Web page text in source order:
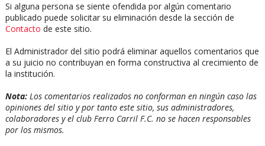
Si alguna persona se siente ofendida por algún comentario
publicado puede solicitar su eliminación desde la sección de
Contacto de este sitio.
El Administrador del sitio podrá eliminar aquellos comentarios que
a su juicio no contribuyan en forma constructiva al crecimiento de
la institución.
Nota:Los comentarios realizados no conforman en ningún caso las
opiniones del sitio y por tanto este sitio, sus administradores,
colaboradores y el club Ferro Carril F.C. no se hacen responsables
por los mismos.